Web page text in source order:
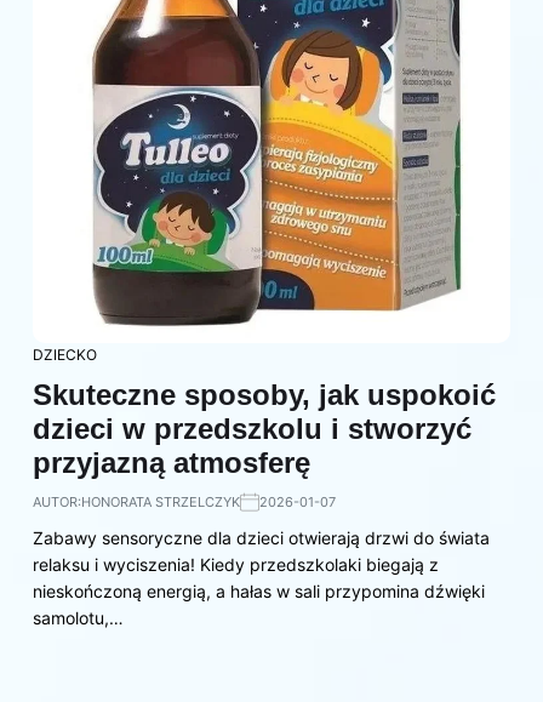
DZIECKO
Skuteczne sposoby, jak uspokoić
dzieci w przedszkolu i stworzyć
przyjazną atmosferę
AUTOR:HONORATA STRZELCZYK 2026-01-07
Zabawy sensoryczne dla dzieci otwierają drzwi do świata
relaksu i wyciszenia! Kiedy przedszkolaki biegają z
nieskończoną energią, a hałas w sali przypomina dźwięki
samolotu,…